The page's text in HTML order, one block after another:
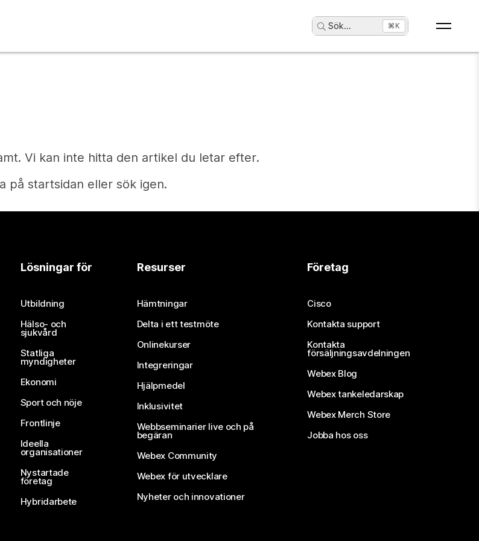
Sök... ⌘K
Vi kan inte hitta den artikel du letar efter.
på startsidan eller sök igen.
Behöver du ett svar?
Skicka in en fråga
Lösningar för
Utbildning
Hälso- och
sjukvård
Statliga
myndigheter
Ekonomi
Sport och nöje
Frontlinje
Ideella
organisationer
Nystartade
företag
Hybridarbete
Resurser
Hämtningar
Delta i ett testmöte
Onlinekurser
Integreringar
Hjälpmedel
Inklusivitet
Webbseminarier live och på
begäran
Webex Community
Webex för utvecklare
Nyheter och innovationer
Företag
Cisco
Kontakta support
Kontakta
försäljningsavdelningen
Webex Blog
Webex tankeledarskap
Webex Merch Store
Jobba hos oss